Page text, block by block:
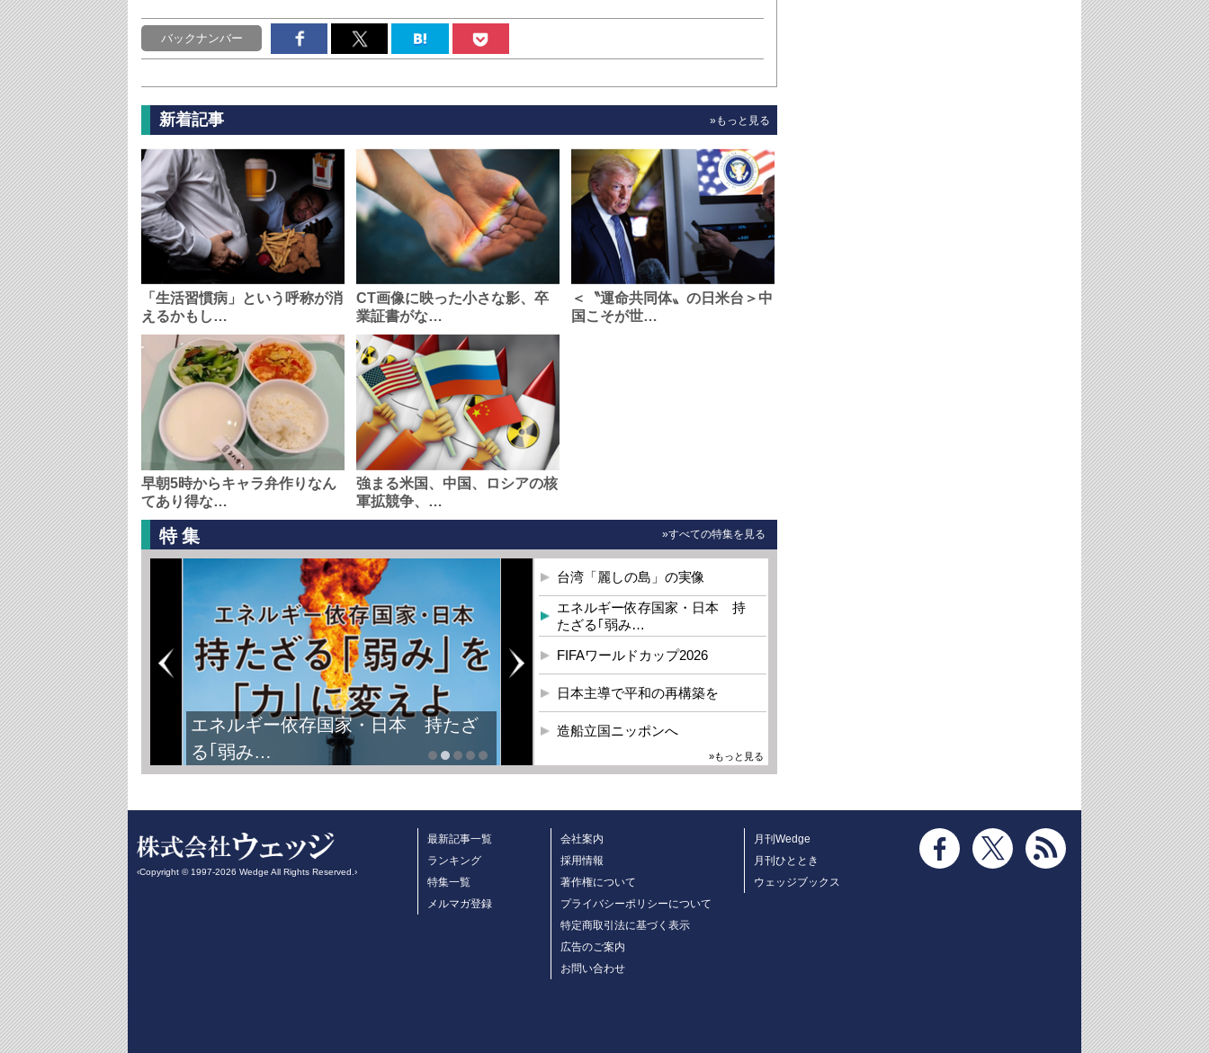
バックナンバー
新着記事 »もっと見る
「生活習慣病」という呼称が消
えるかもし…
CT画像に映った小さな影、卒
業証書がな…
＜〝運命共同体〟の日米台＞中
国こそが世…
早朝5時からキャラ弁作りなん
てあり得な…
強まる米国、中国、ロシアの核
軍拡競争、…
特集 »すべての特集を見る
エネルギー依存国家・日本 持たざ
る｢弱み…
台湾「麗しの島」の実像
エネルギー依存国家・日本 持
たざる｢弱み…
FIFAワールドカップ2026
日本主導で平和の再構築を
造船立国ニッポンへ
»もっと見る
‹Copyright © 1997-2026 Wedge All Rights Reserved.›
最新記事一覧
ランキング
特集一覧
メルマガ登録
会社案内
採用情報
著作権について
プライバシーポリシーについて
特定商取引法に基づく表示
広告のご案内
お問い合わせ
月刊Wedge
月刊ひととき
ウェッジブックス